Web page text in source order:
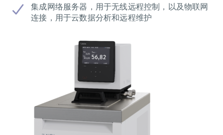
集成网络服务器，用于无线远程控制，以及物联网
连接，用于云数据分析和远程维护